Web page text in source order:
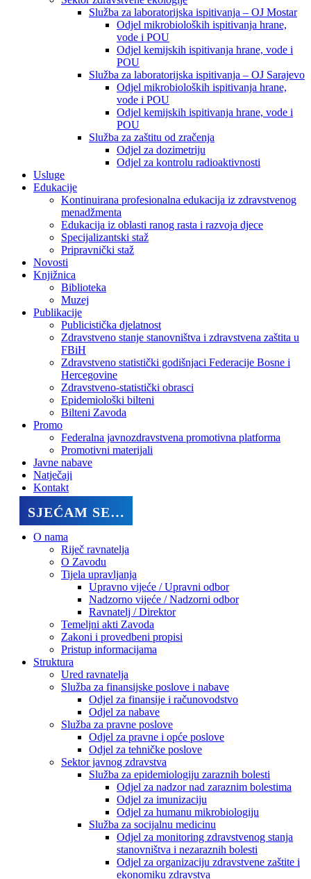
Služba za laboratorijska ispitivanja – OJ Mostar
Odjel mikrobioloških ispitivanja hrane,
vode i POU
Odjel kemijskih ispitivanja hrane, vode i
POU
Služba za laboratorijska ispitivanja – OJ Sarajevo
Odjel mikrobioloških ispitivanja hrane,
vode i POU
Odjel kemijskih ispitivanja hrane, vode i
POU
Služba za zaštitu od zračenja
Odjel za dozimetriju
Odjel za kontrolu radioaktivnosti
Usluge
Edukacije
Kontinuirana profesionalna edukacija iz zdravstvenog
menadžmenta
Edukacija iz oblasti ranog rasta i razvoja djece
Specijalizantski staž
Pripravnički staž
Novosti
Knjižnica
Biblioteka
Muzej
Publikacije
Publicistička djelatnost
Zdravstveno stanje stanovništva i zdravstvena zaštita u
FBiH
Zdravstveno statistički godišnjaci Federacije Bosne i
Hercegovine
Zdravstveno-statistički obrasci
Epidemiološki bilteni
Bilteni Zavoda
Promo
Federalna javnozdravstvena promotivna platforma
Promotivni materijali
Javne nabave
Natječaji
Kontakt
SJEĆAM SE…
O nama
Riječ ravnatelja
O Zavodu
Tijela upravljanja
Upravno vijeće / Upravni odbor
Nadzorno vijeće / Nadzorni odbor
Ravnatelj / Direktor
Temeljni akti Zavoda
Zakoni i provedbeni propisi
Pristup informacijama
Struktura
Ured ravnatelja
Služba za finansijske poslove i nabave
Odjel za finansije i računovodstvo
Odjel za nabave
Služba za pravne poslove
Odjel za pravne i opće poslove
Odjel za tehničke poslove
Sektor javnog zdravstva
Služba za epidemiologiju zaraznih bolesti
Odjel za nadzor nad zaraznim bolestima
Odjel za imunizaciju
Odjel za humanu mikrobiologiju
Služba za socijalnu medicinu
Odjel za monitoring zdravstvenog stanja
stanovništva i nezaraznih bolesti
Odjel za organizaciju zdravstvene zaštite i
ekonomiku zdravstva